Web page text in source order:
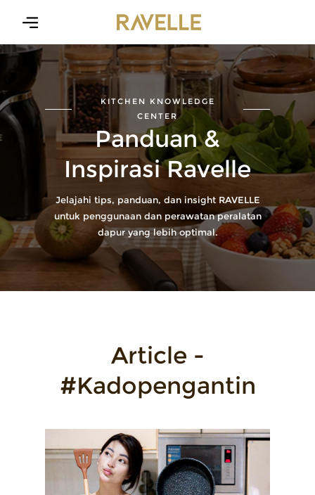
MENU
XHome
About
Us
News
Contact
KITCHEN KNOWLEDGE
CENTER
Panduan &
Inspirasi Ravelle
Jelajahi tips, panduan, dan insight RAVELLE
untuk penggunaan dan perawatan peralatan
dapur yang lebih optimal.
Article -
#Kadopengantin